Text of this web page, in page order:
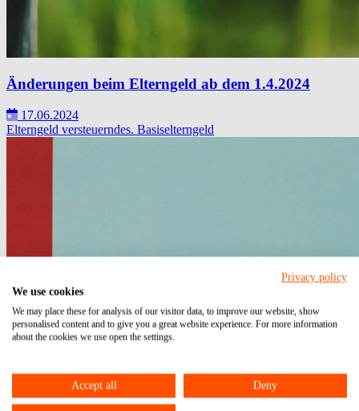
Änderungen beim Elterngeld ab dem 1.4.2024
17.06.2024
Elterngeld versteuerndes. Basiselterngeld
Privacy policy
We use cookies
We may place these for analysis of our visitor data, to improve our website, show
personalised content and to give you a great website experience. For more information
about the cookies we use open the settings.
Accept all Deny